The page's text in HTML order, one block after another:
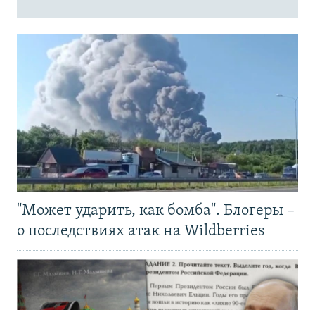
"Может ударить, как бомба". Блогеры –
о последствиях атак на Wildberries